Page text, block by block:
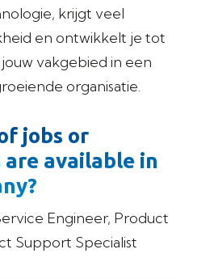
krijgt veel
en ontwikkelt je tot
vakgebied in een
organisatie.
jobs or
available in
Engineer, Product
Support Specialist